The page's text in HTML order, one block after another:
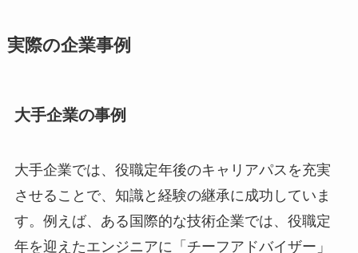
実際の企業事例
大手企業の事例
大手企業では、役職定年後のキャリアパスを充実
させることで、知識と経験の継承に成功していま
す。例えば、ある国際的な技術企業では、役職定
年を迎えたエンジニアに「チーフアドバイザー」